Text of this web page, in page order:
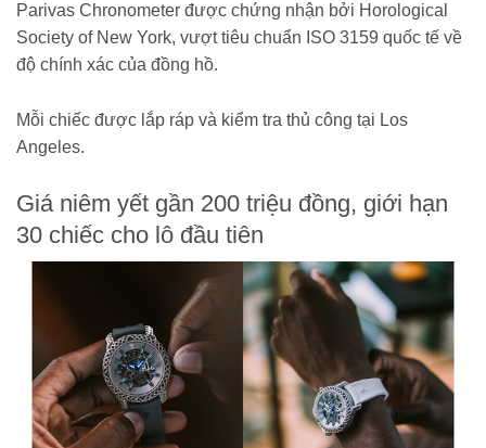
Parivas Chronometer được chứng nhận bởi Horological
Society of New York, vượt tiêu chuẩn ISO 3159 quốc tế về
độ chính xác của đồng hồ.
Mỗi chiếc được lắp ráp và kiểm tra thủ công tại Los
Angeles.
Giá niêm yết gần 200 triệu đồng, giới hạn
30 chiếc cho lô đầu tiên